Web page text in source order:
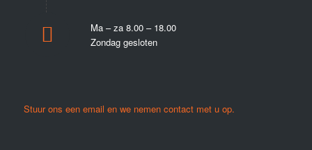
Ma – za 8.00 – 18.00
Zondag gesloten
Stuur ons een email en we nemen contact met u op.